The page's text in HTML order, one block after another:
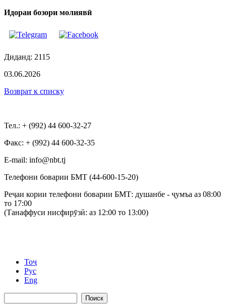
Идораи бозори молиявӣ
Диданд: 2115
03.06.2026
Возврат к списку
Тел.: + (992) 44 600-32-27
Факс: + (992) 44 600-32-35
Е-mail: info@nbt.tj
Телефони боварии БМТ (44-600-15-20)
Реҷаи кории телефони боварии БМТ: душанбе - ҷумъа аз 08:00
то 17:00
(Танаффуси нисфирӯзӣ: аз 12:00 то 13:00)
Тоҷ
Рус
Eng
Поиск